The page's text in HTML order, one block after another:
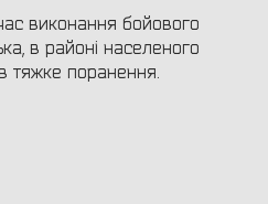
виконання бойового
в районі населеного
тяжке поранення.